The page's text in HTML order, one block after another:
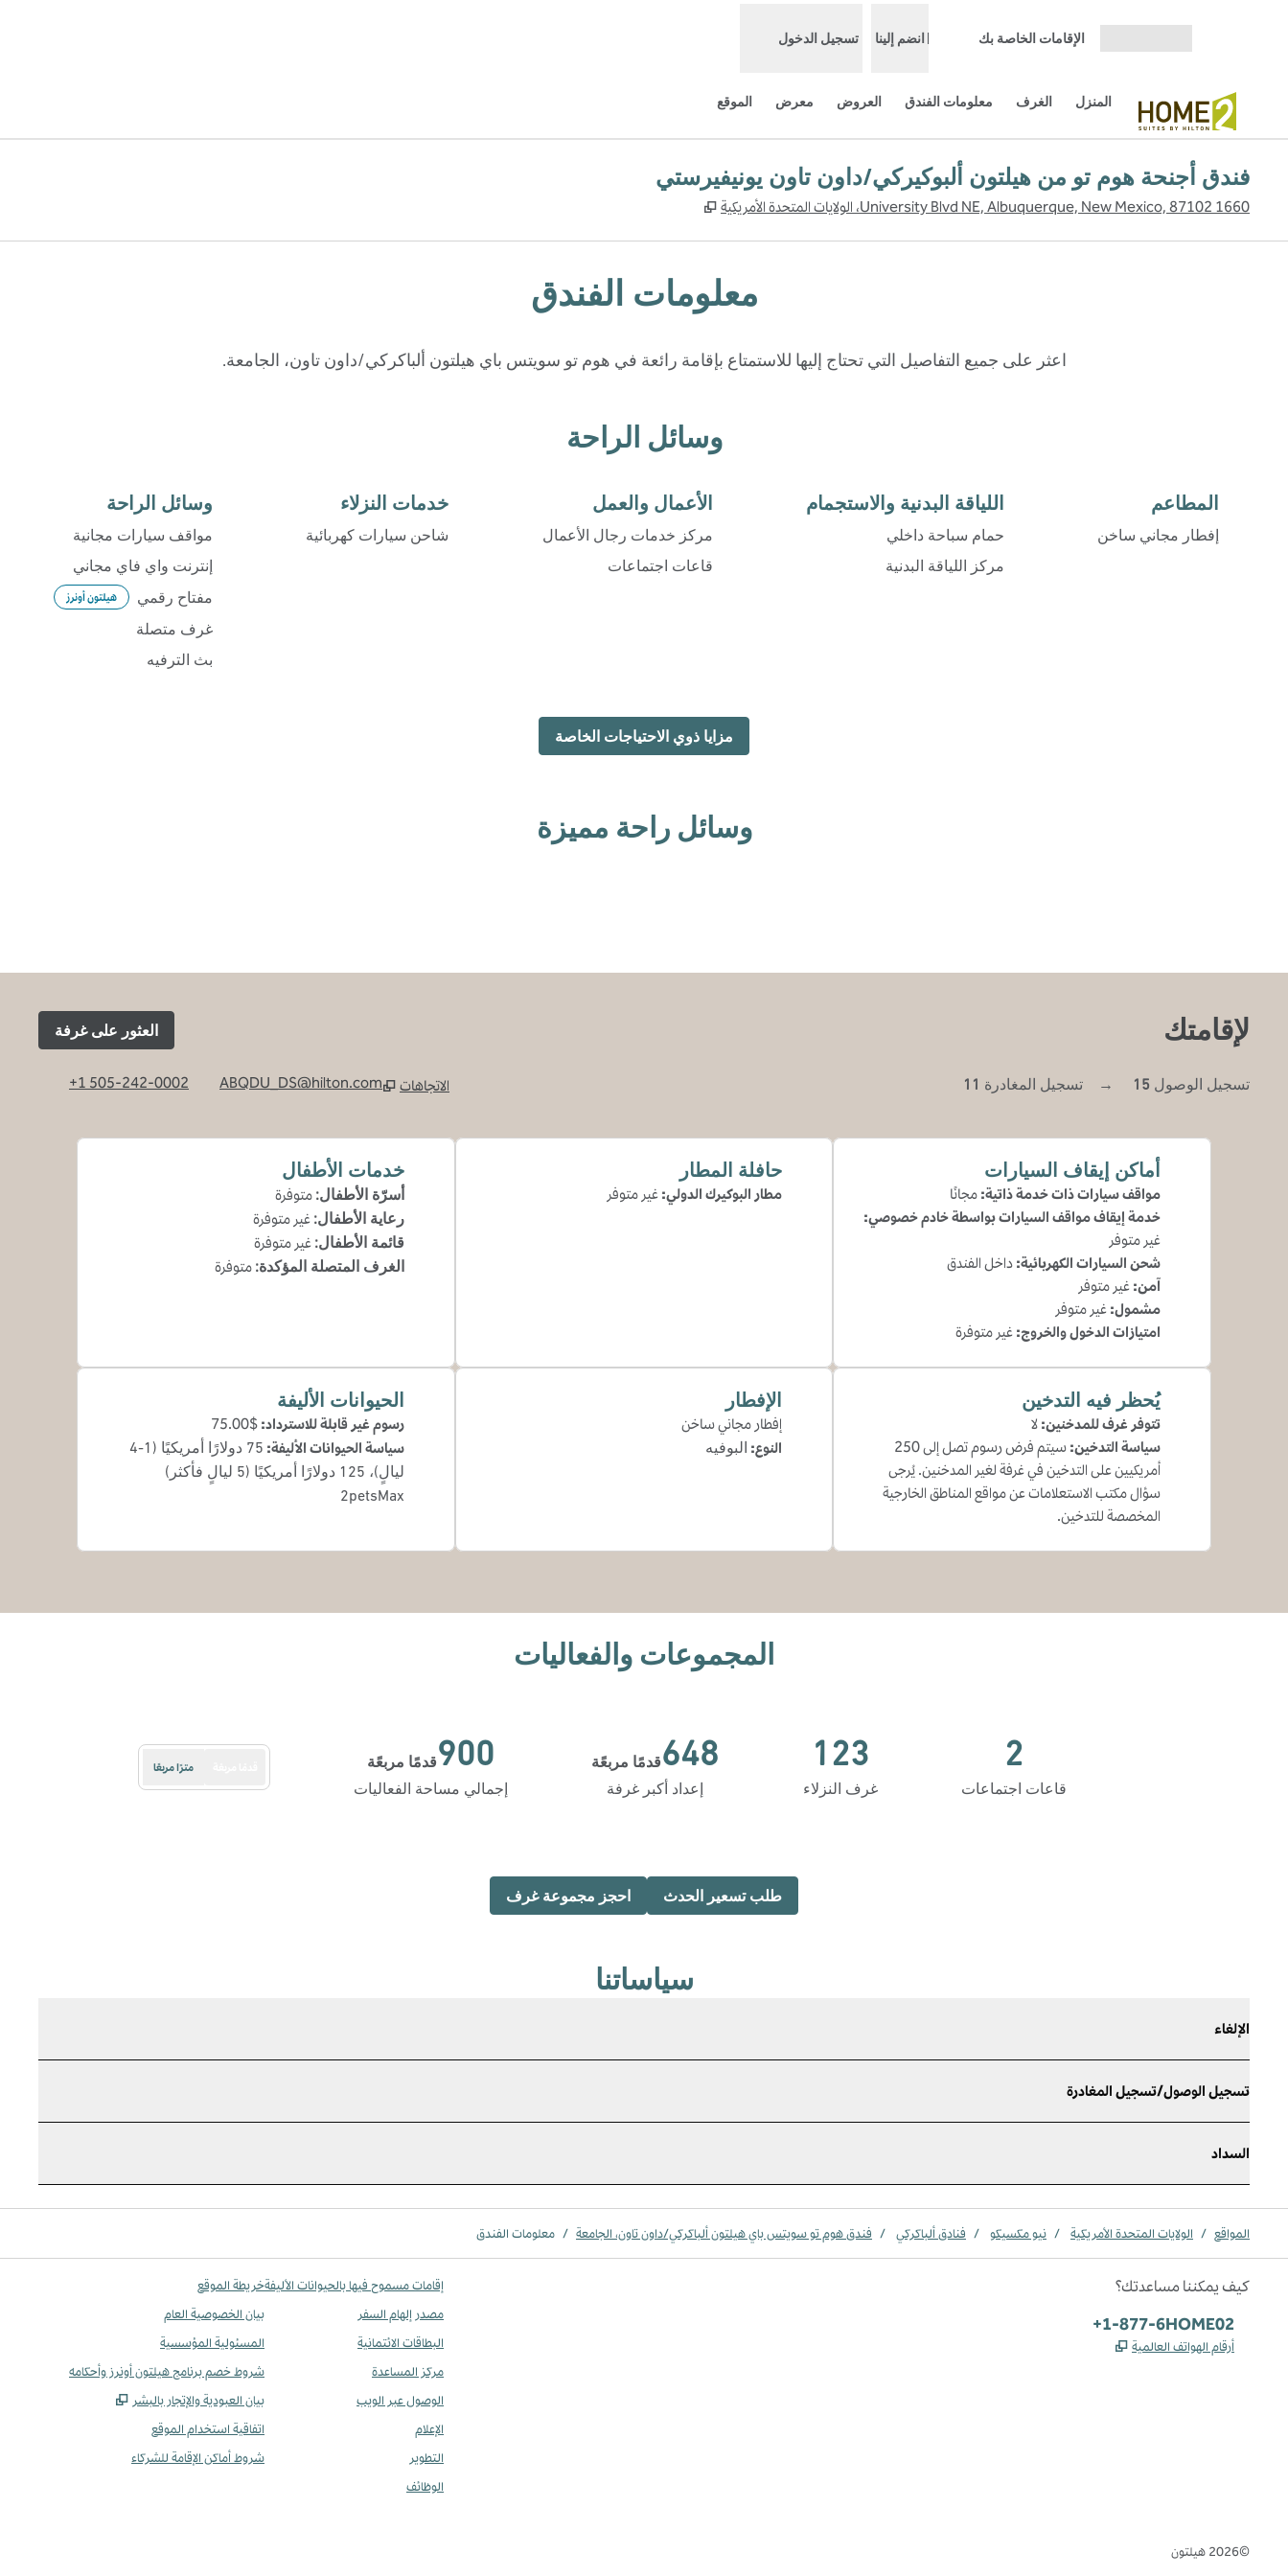
الإقامات الخاصة بك انضم إلينا تسجيل الدخول
المنزل الغرف معلومات الفندق العروض معرض الموقع
فندق أجنحة هوم تو من هيلتون ألبوكيركي/داون تاون يونيفيرستي
1660 University Blvd NE, Albuquerque, New Mexico, 87102، الولايات المتحدة الأمريكية
معلومات الفندق
اعثر على جميع التفاصيل التي تحتاج إليها للاستمتاع بإقامة رائعة في هوم تو سويتس باي هيلتون ألباكركي/داون تاون، الجامعة.
وسائل الراحة
المطاعم
إفطار مجاني ساخن
اللياقة البدنية والاستجمام
حمام سباحة داخلي
مركز اللياقة البدنية
الأعمال والعمل
مركز خدمات رجال الأعمال
قاعات اجتماعات
خدمات النزلاء
شاحن سيارات كهربائية
وسائل الراحة
مواقف سيارات مجانية
إنترنت واي فاي مجاني
مفتاح رقمي
هيلتون أونرز
غرف متصلة
بث الترفيه
مزايا ذوي الاحتياجات الخاصة
وسائل راحة مميزة
لإقامتك العثور على غرفة
تسجيل الوصول 15
→ تسجيل المغادرة 11
الاتجاهات
ABQDU_DS@hilton.com
+1 505-242-0002
أماكن إيقاف السيارات
مواقف سيارات ذات خدمة ذاتية: مجانًا
خدمة إيقاف مواقف السيارات بواسطة خادم خصوصي:
غير متوفر
شحن السيارات الكهربائية: داخل الفندق
آمن: غير متوفر
مشمول: غير متوفر
امتيازات الدخول والخروج: غير متوفرة
حافلة المطار
مطار البوكيرك الدولي: غير متوفر
خدمات الأطفال
أسرّة الأطفال: متوفرة
رعاية الأطفال: غير متوفرة
قائمة الأطفال: غير متوفرة
الغرف المتصلة المؤكدة: متوفرة
يُحظر فيه التدخين
تتوفر غرف للمدخنين: لا
سياسة التدخين:
سيتم فرض رسوم تصل إلى 250
أمريكيين على التدخين في غرفة لغير المدخنين. يُرجى
سؤال مكتب الاستعلامات عن مواقع المناطق الخارجية
المخصصة للتدخين.
الإفطار
إفطار مجاني ساخن
النوع: البوفيه
الحيوانات الأليفة
رسوم غير قابلة للاسترداد: $75.00
سياسة الحيوانات الأليفة:
75 دولارًا أمريكيًا (1-4
ليالٍ)، 125 دولارًا أمريكيًا (5 ليالٍ فأكثر)
2petsMax
المجموعات والفعاليات
2
قاعات اجتماعات
123
غرف النزلاء
648قدمًا مربعًة
أقدام مربعة
إعداد أكبر غرفة
900قدمًا مربعًة
أقدام مربعة
إجمالي مساحة الفعاليات
مترًا مربعًا
طلب تسعير الحدث فتح علامة تبويب جديدة
احجز مجموعة غرف
سياساتنا
الإلغاء
تسجيل الوصول/تسجيل المغادرة
السداد
المواقع / الولايات المتحدة الأمريكية / نيو مكسيكو / فنادق ألباكركي / فندق هوم تو سويتس باي هيلتون ألباكركي/داون تاون، الجامعة / معلومات الفندق
كيف يمكننا مساعدتك؟
الهاتف:
+1-877-6HOME02
أرقام الهواتف العالمية
إقامات مسموح فيها بالحيوانات الأليفة
مصدر إلهام السفر
البطاقات الائتمانية
مركز المساعدة
الوصول عبر الويب
الإعلام
التطوير
الوظائف
خريطة الموقع
بيان الخصوصية العام
المسئولية المؤسسية
شروط خصم برنامج هيلتون أونرز وأحكامه
بيان العبودية والإتجار بالبشر
اتفاقية استخدام الموقع
شروط أماكن الإقامة للشركاء
©
2026 هيلتون